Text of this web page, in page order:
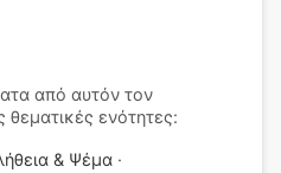
από αυτόν τον
θεματικές ενότητες:
& Ψέμα